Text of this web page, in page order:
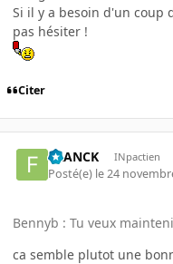
Si il y a besoin d'un coup
pas hésiter !
Citer
FRANCK INpactien
Posté(e) le 24
Bennyb : Tu veux
ca semble plutot une